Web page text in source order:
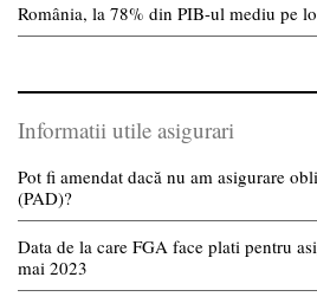
România, la 78% din PIB-ul mediu pe
Informatii utile asigurari
Pot fi amendat dacă nu am asigurare
(PAD)?
Data de la care FGA face plati pentru
mai 2023